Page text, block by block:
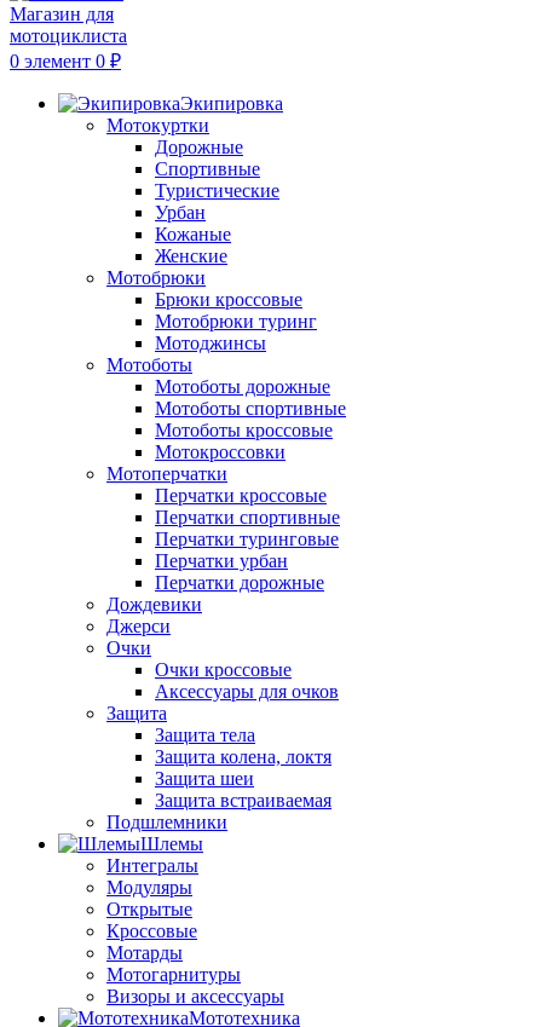
0 элемент 0 ₽
Экипировка
Мотокуртки
Дорожные
Спортивные
Туристические
Урбан
Кожаные
Женские
Мотобрюки
Брюки кроссовые
Мотобрюки туринг
Мотоджинсы
Мотоботы
Мотоботы дорожные
Мотоботы спортивные
Мотоботы кроссовые
Мотокроссовки
Мотоперчатки
Перчатки кроссовые
Перчатки спортивные
Перчатки туринговые
Перчатки урбан
Перчатки дорожные
Дождевики
Джерси
Очки
Очки кроссовые
Аксессуары для очков
Защита
Защита тела
Защита колена, локтя
Защита шеи
Защита встраиваемая
Подшлемники
Шлемы
Интегралы
Модуляры
Открытые
Кроссовые
Мотарды
Мотогарнитуры
Визоры и аксессуары
Мототехника